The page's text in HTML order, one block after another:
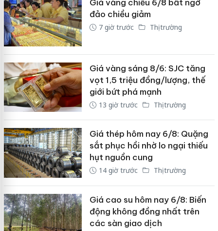
Giá vàng chiều 6/8 bất ngờ
đảo chiều giảm
7 giờ trước Thị trường
Giá vàng sáng 8/6: SJC tăng
vọt 1,5 triệu đồng/lượng, thế
giới bứt phá mạnh
13 giờ trước Thị trường
Giá thép hôm nay 6/8: Quặng
sắt phục hồi nhờ lo ngại thiếu
hụt nguồn cung
14 giờ trước Thị trường
Giá cao su hôm nay 6/8: Biến
động không đồng nhất trên
các sàn giao dịch